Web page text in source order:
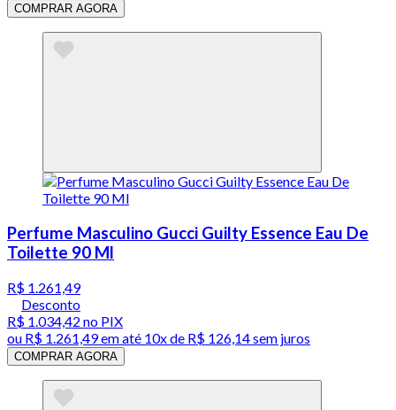
COMPRAR AGORA
Perfume Masculino Gucci Guilty Essence Eau De
Toilette 90 Ml
R$ 1.261,49
Desconto
R$ 1.034,42 no PIX
ou R$ 1.261,49em até 10x de R$ 126,14 sem juros
COMPRAR AGORA